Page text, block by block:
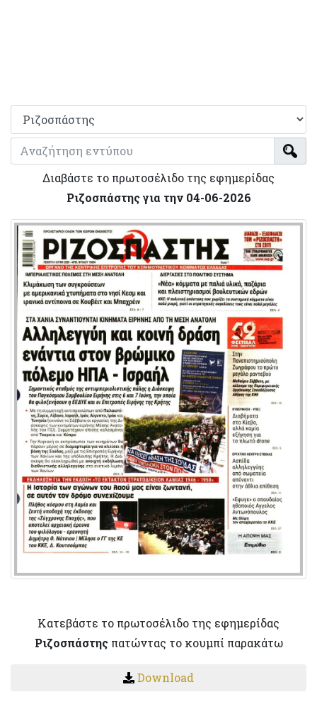
Διαβάστε το πρωτοσέλιδο της εφημερίδας
Ριζοσπάστης για την 04-06-2026
Κατεβάστε το πρωτοσέλιδο της εφημερίδας
Ριζοσπάστηςπατώντας το κουμπί παρακάτω
Download